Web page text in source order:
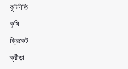
কূটনীতি
কৃষি
ক্রিকেট
ক্রীড়া